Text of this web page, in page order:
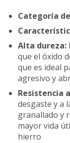
Categoría
Alta dureza:
que el óxido
que es ideal
agresivo y
Resistencia
desgaste y a
granallado y
mayor vida
hierro